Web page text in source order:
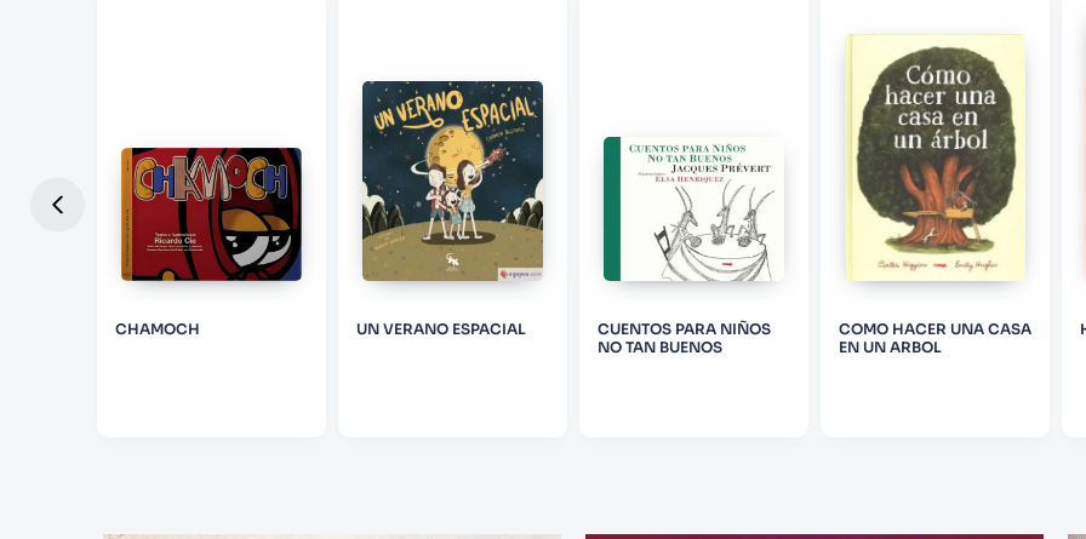
CHAMOCH UN VERANO ESPACIAL
CUENTOS PARA NIÑOS
NO TAN BUENOS
COMO HACER UNA CASA
EN UN ARBOL